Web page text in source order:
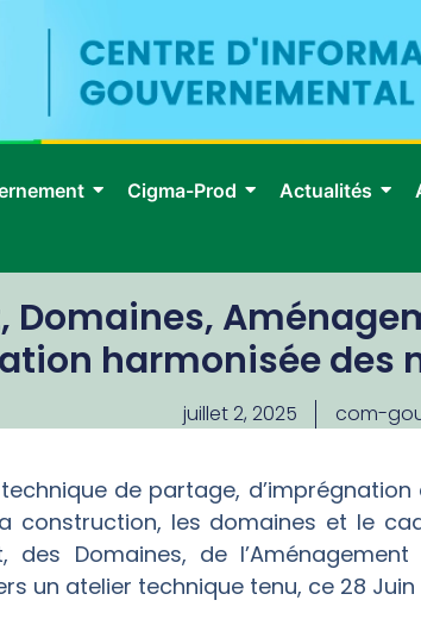
Cigma-Prod Actualités
harmonisée des
juillet 2, 2025 com-
de partage,
construction, les domaines et le
des Domaines, de
un atelier technique tenu, ce 28 Juin